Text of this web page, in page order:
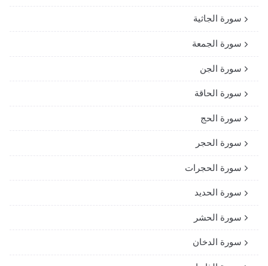
سورة الجاثية
سورة الجمعة
سورة الجن
سورة الحاقة
سورة الحج
سورة الحجر
سورة الحجرات
سورة الحديد
سورة الحشر
سورة الدخان